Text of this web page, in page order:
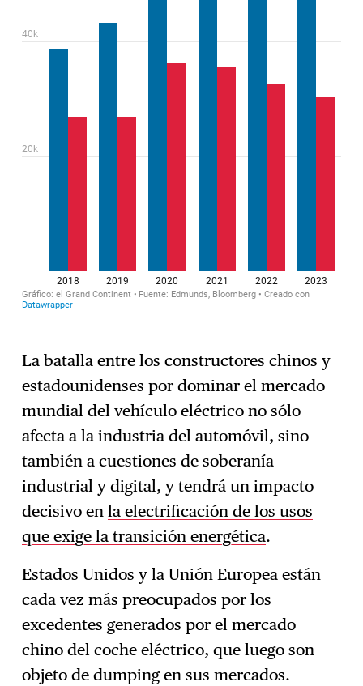
La batalla entre los constructores chinos y
estadounidenses por dominar el mercado
mundial del vehículo eléctrico no sólo
afecta a la industria del automóvil, sino
también a cuestiones de soberanía
industrial y digital, y tendrá un impacto
decisivo enla electrificación de los usos
que exige la transición energética.
Estados Unidos y la Unión Europea están
cada vez más preocupados por los
excedentes generados por el mercado
chino del coche eléctrico, que luego son
objeto de dumping en sus mercados.